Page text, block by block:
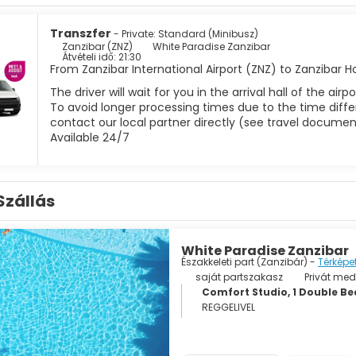
Erődöt és a Szultáni Palotát, amelyek mindegyike
tetőtéri étteremben, ahol megkóstolhatja a helyi
nem más, mint látványosak, porszerű fehér homokkal
Nungwi és Kendwa nyüzsgő légkörükről és nyüzsgő
és táncolni vágynak egész éjszakán át. Nyugodtabb
nyújtanak a kikapcsolódáshoz és a vízi sportokhoz, például a
lélegzetelállító kilátással és az óceán nyugtató
hogy megismerje a sziget szerepét a
a szerecsendió és a vanília. A természet szerelmesei
majomnak és számos más vadon élő állatnak ad otthont.
növény- és állatvilágát. Változatos kínálatával Zanzibár
maradandó benyomást hagy minden látogatóban.
Transzfer - Private: Standard (Minibusz)
Zanzibar (ZNZ)
White Paradise Zanzibar
Átvételi idő: 21:30
From Zanzibar International Airport (ZNZ) to Zanzibar
The driver will wait for you in the arrival hall of the
To avoid longer processing times due to the time
contact our local partner directly (see travel
Available 24/7
White Paradise Zanzibar
Északkeleti part (Zanzibár) -
saját partszakasz
Privát
Comfort Studio, 1 Double
REGGELIVEL